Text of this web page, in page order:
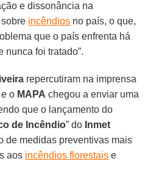
e dissonância na
incêndios no país, o que,
que o país enfrenta há
nunca foi tratado”.
repercutiram na imprensa
o MAPA chegou a enviar uma
que o lançamento do
de Incêndio” do Inmet
de medidas preventivas mais
aos incêndios florestais e